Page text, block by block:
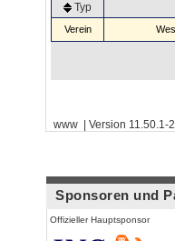
Typ
Verein
www | Version 11.50.1-
Sponsoren und
Offizieller Hauptsponsor